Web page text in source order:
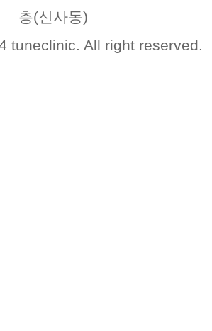
층(신사동)
tuneclinic. All right reserved.